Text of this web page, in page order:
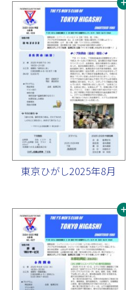
東京ひがし2025年8月